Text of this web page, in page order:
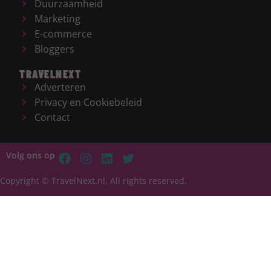
Duurzaamheid
Marketing
E-commerce
Bloggers
TRAVELNEXT
Adverteren
Privacy en Cookiebeleid
Contact
Volg ons op
Copyright © TravelNext.nl, All rights reserved.